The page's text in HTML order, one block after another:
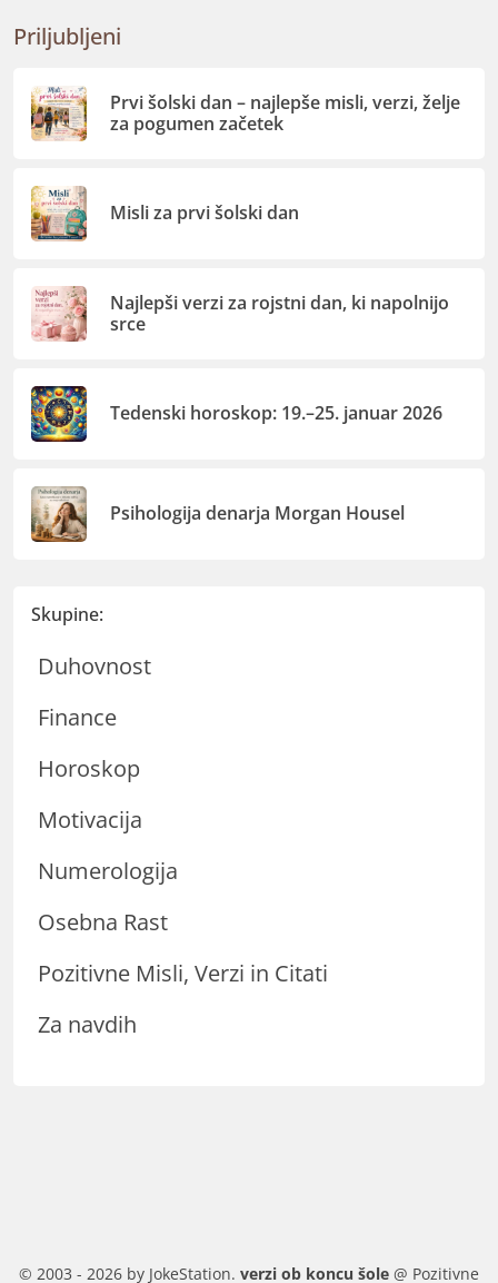
Priljubljeni
Prvi šolski dan – najlepše misli, verzi, želje
za pogumen začetek
Misli za prvi šolski dan
Najlepši verzi za rojstni dan, ki napolnijo
srce
Tedenski horoskop: 19.–25. januar 2026
Psihologija denarja Morgan Housel
Skupine:
Duhovnost
Finance
Horoskop
Motivacija
Numerologija
Osebna Rast
Pozitivne Misli, Verzi in Citati
Za navdih
© 2003 - 2026 by JokeStation. verzi ob koncu šole @ Pozitivne